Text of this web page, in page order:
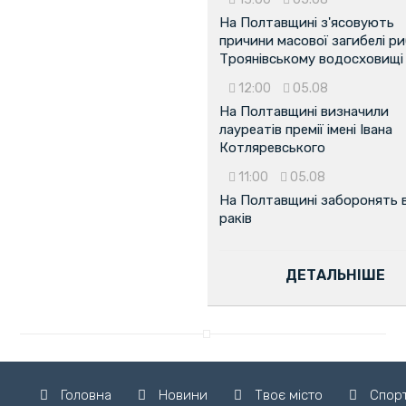
На Полтавщині з'ясовують
причини масової загибелі
Троянівському водосховищі
12:00 05.08
На Полтавщині визначили
лауреатів премії імені Івана
Котляревського
11:00 05.08
На Полтавщині заборонять
раків
ДЕТАЛЬНІШЕ
Головна Новини Твоє місто